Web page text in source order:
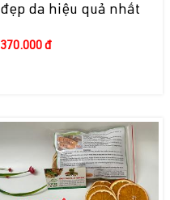
đẹp da hiệu quả nhất
370.000 đ